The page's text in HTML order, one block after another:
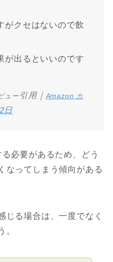
がクセはないので飲
が出るといいのです
ュー 引用｜ Amazon カ
日
必要があるため、どう
なってしまう傾向がある
じる場合は、一度でなく
。